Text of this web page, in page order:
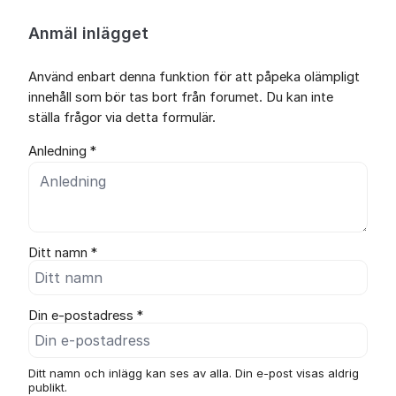
Anmäl inlägget
Använd enbart denna funktion för att påpeka olämpligt
innehåll som bör tas bort från forumet. Du kan inte
ställa frågor via detta formulär.
Anledning *
Ditt namn *
Din e-postadress *
Ditt namn och inlägg kan ses av alla. Din e-post visas aldrig
publikt.